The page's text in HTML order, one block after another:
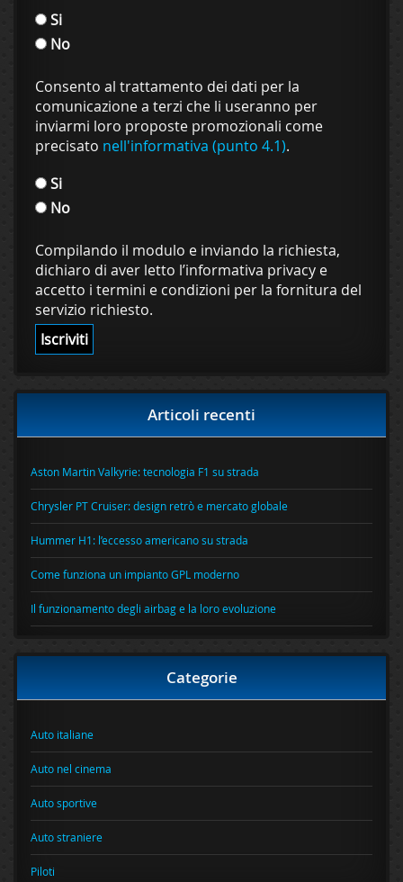
Si
No
Consento al trattamento dei dati per la
comunicazione a terzi che li useranno per
inviarmi loro proposte promozionali come
precisato nell'informativa (punto 4.1).
Si
No
Compilando il modulo e inviando la richiesta,
dichiaro di aver letto l’informativa privacy e
accetto i termini e condizioni per la fornitura del
servizio richiesto.
Articoli recenti
Aston Martin Valkyrie: tecnologia F1 su strada
Chrysler PT Cruiser: design retrò e mercato globale
Hummer H1: l’eccesso americano su strada
Come funziona un impianto GPL moderno
Il funzionamento degli airbag e la loro evoluzione
Categorie
Auto italiane
Auto nel cinema
Auto sportive
Auto straniere
Piloti